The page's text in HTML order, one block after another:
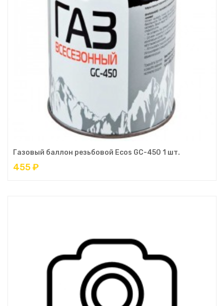
Газовый баллон резьбовой Ecos GC-450 1 шт.
455 ₽